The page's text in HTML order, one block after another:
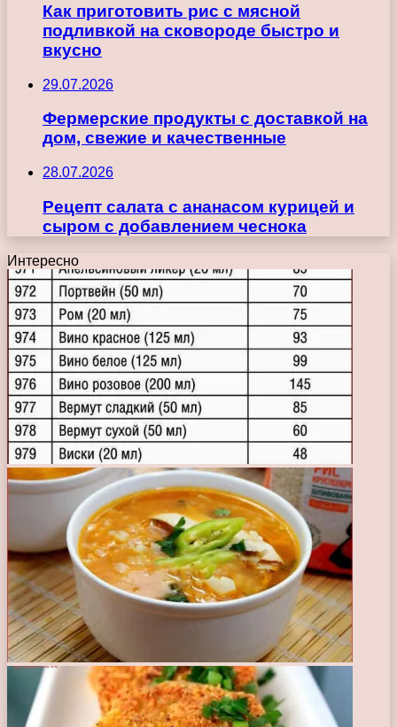
Как приготовить рис с мясной
подливкой на сковороде быстро и
вкусно
29.07.2026
Фермерские продукты с доставкой на
дом, свежие и качественные
28.07.2026
Рецепт салата с ананасом курицей и
сыром с добавлением чеснока
Интересно